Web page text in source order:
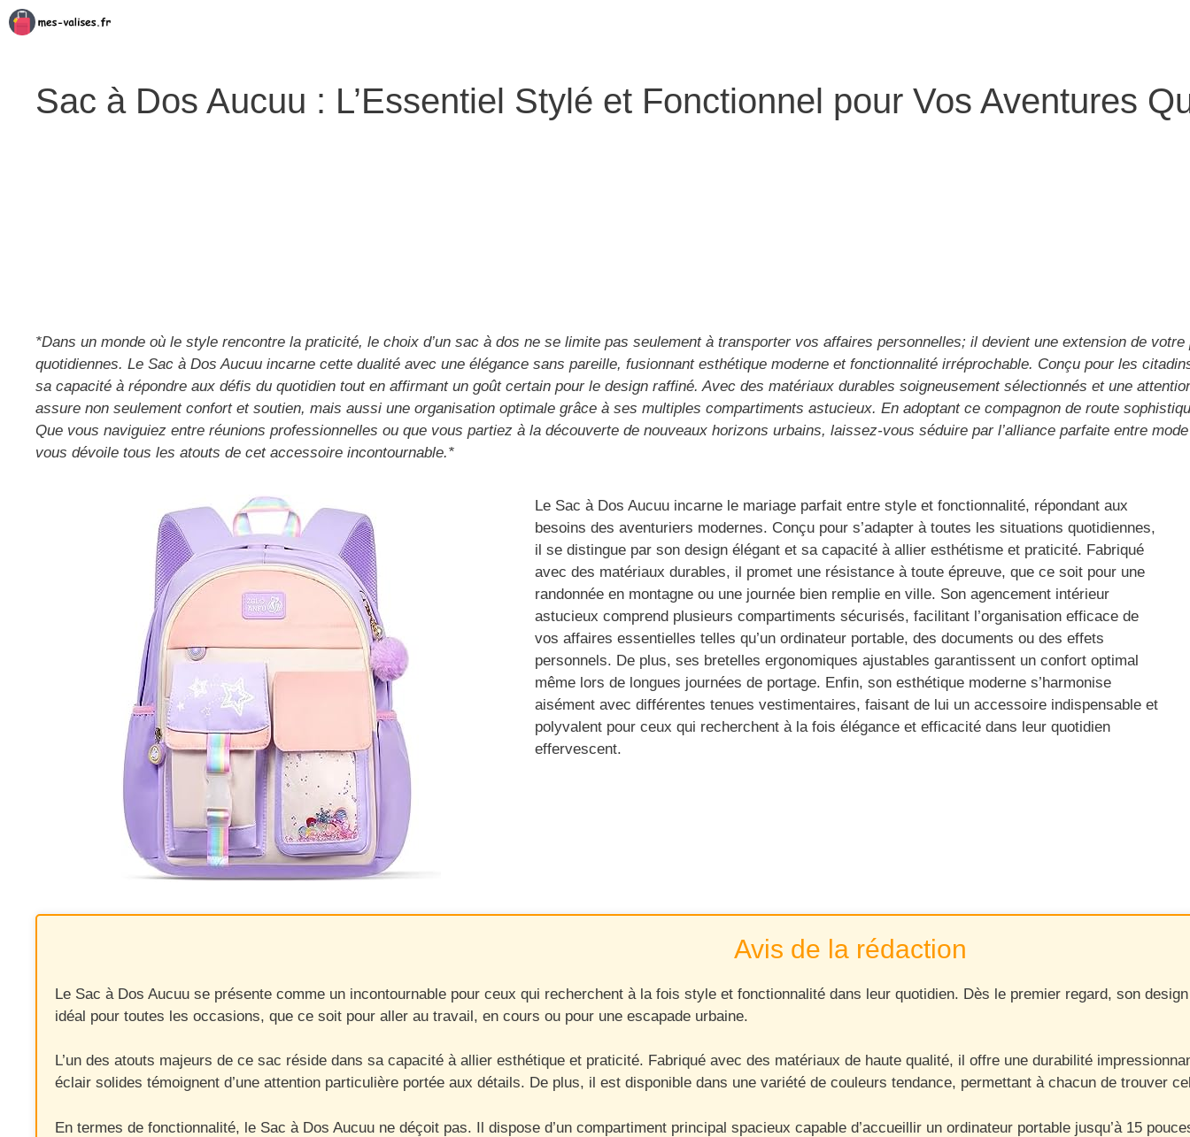
Aller
au
Sac à Dos Aucuu : L’Essentiel Stylé et Fonctionnel pour Vos Aventures
*Dans un monde où le style rencontre la praticité, le choix d’un sac à dos ne se limite pas seulement à transporter vos affaires personnelles; il devient une extension de
quotidiennes. Le Sac à Dos Aucuu incarne cette dualité avec une élégance sans pareille, fusionnant esthétique moderne et fonctionnalité irréprochable. Conçu pour les
sa capacité à répondre aux défis du quotidien tout en affirmant un goût certain pour le design raffiné. Avec des matériaux durables soigneusement sélectionnés et une
assure non seulement confort et soutien, mais aussi une organisation optimale grâce à ses multiples compartiments astucieux. En adoptant ce compagnon de route
Que vous naviguiez entre réunions professionnelles ou que vous partiez à la découverte de nouveaux horizons urbains, laissez-vous séduire par l’alliance parfaite entre
vous dévoile tous les atouts de cet accessoire incontournable.*
Le Sac à Dos Aucuu incarne le mariage parfait entre style et fonctionnalité, répondant aux
besoins des aventuriers modernes. Conçu pour s’adapter à toutes les situations quotidiennes,
il se distingue par son design élégant et sa capacité à allier esthétisme et praticité. Fabriqué
avec des matériaux durables, il promet une résistance à toute épreuve, que ce soit pour une
randonnée en montagne ou une journée bien remplie en ville. Son agencement intérieur
astucieux comprend plusieurs compartiments sécurisés, facilitant l’organisation efficace de
vos affaires essentielles telles qu’un ordinateur portable, des documents ou des effets
personnels. De plus, ses bretelles ergonomiques ajustables garantissent un confort optimal
même lors de longues journées de portage. Enfin, son esthétique moderne s’harmonise
aisément avec différentes tenues vestimentaires, faisant de lui un accessoire indispensable et
polyvalent pour ceux qui recherchent à la fois élégance et efficacité dans leur quotidien
effervescent.
Avis de la rédaction
Le Sac à Dos Aucuu se présente comme un incontournable pour ceux qui recherchent à la fois style et fonctionnalité dans leur quotidien. Dès le premier regard, son
idéal pour toutes les occasions, que ce soit pour aller au travail, en cours ou pour une escapade urbaine.
L’un des atouts majeurs de ce sac réside dans sa capacité à allier esthétique et praticité. Fabriqué avec des matériaux de haute qualité, il offre une durabilité
éclair solides témoignent d’une attention particulière portée aux détails. De plus, il est disponible dans une variété de couleurs tendance, permettant à chacun de trouver
En termes de fonctionnalité, le Sac à Dos Aucuu ne déçoit pas. Il dispose d’un compartiment principal spacieux capable d’accueillir un ordinateur portable jusqu’à 15